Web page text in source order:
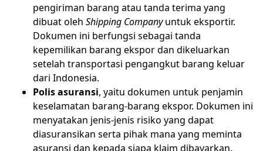
pengiriman barang atau tanda terima yang
dibuat oleh Shipping Companyuntuk eksportir.
Dokumen ini berfungsi sebagai tanda
kepemilikan barang ekspor dan dikeluarkan
setelah transportasi pengangkut barang keluar
dari Indonesia.
Polis asuransi, yaitu dokumen untuk penjamin
keselamatan barang-barang ekspor. Dokumen ini
menyatakan jenis-jenis risiko yang dapat
diasuransikan serta pihak mana yang meminta
asuransi dan kepada siapa klaim dibayarkan.